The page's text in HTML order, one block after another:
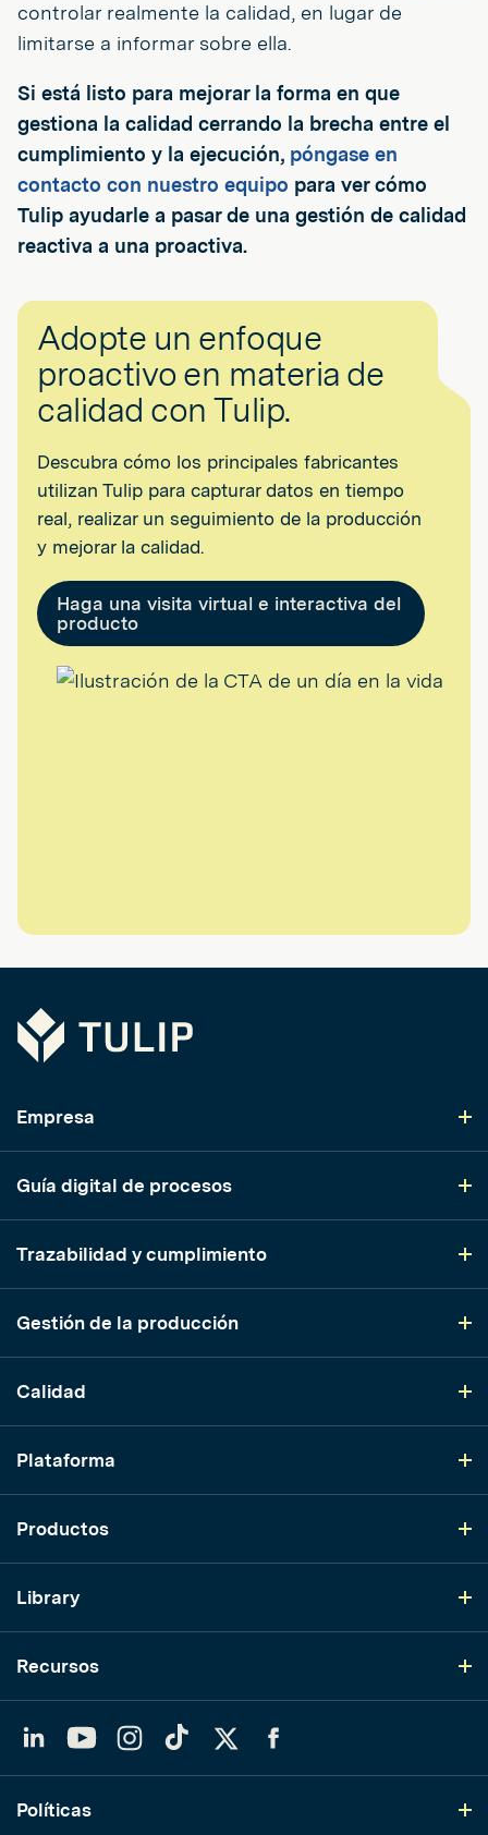
controlar realmente la calidad, en lugar de
limitarse a informar sobre ella.
Si está listo para mejorar la forma en que
gestiona la calidad cerrando la brecha entre el
cumplimiento y la ejecución, póngase en
contacto con nuestro equipo para ver cómo
Tulip ayudarle a pasar de una gestión de calidad
reactiva a una proactiva.
Adopte un enfoque
proactivo en materia de
calidad con Tulip.
Descubra cómo los principales fabricantes
utilizan Tulip para capturar datos en tiempo
real, realizar un seguimiento de la producción
y mejorar la calidad.
Haga una visita virtual e interactiva del
producto
Tulip
Empresa
Guía digital de procesos
Trazabilidad y cumplimiento
Gestión de la producción
Calidad
Plataforma
Productos
Library
Recursos
YouTubeInstagram
TikTok
Políticas